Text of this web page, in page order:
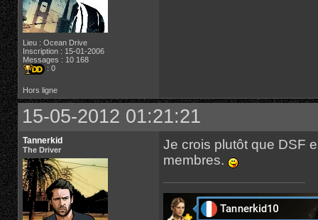
Lieu : Ocean Drive
Inscription : 15-01-2006
Messages : 10 168
: 0
Hors ligne
15-05-2012 01:21:21
Tannerkid
The Driver
Je crois plutôt que DSF
membres.